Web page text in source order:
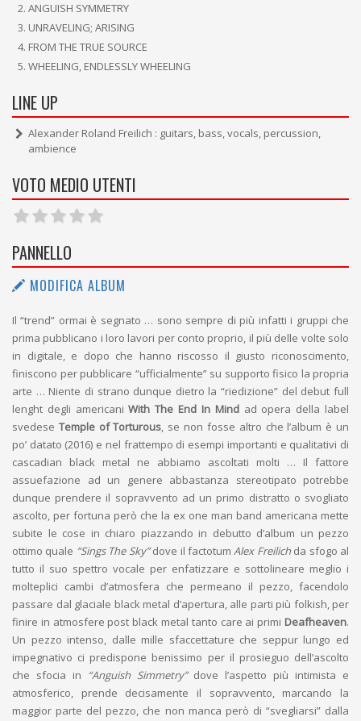
ANGUISH SYMMETRY
UNRAVELING; ARISING
FROM THE TRUE SOURCE
WHEELING, ENDLESSLY WHEELING
LINE UP
Alexander Roland Freilich : guitars, bass, vocals, percussion,
ambience
VOTO MEDIO UTENTI
PANNELLO
MODIFICA ALBUM
Il “trend” ormai è segnato … sono sempre di più infatti i gruppi che
prima pubblicano i loro lavori per conto proprio, il più delle volte solo
in digitale, e dopo che hanno riscosso il giusto riconoscimento,
finiscono per pubblicare “ufficialmente” su supporto fisico la propria
arte … Niente di strano dunque dietro la “riedizione” del debut full
lenght degli americaniWith The End In Mindad opera della label
svedese Temple of Torturous, se non fosse altro che l’album è un
po’ datato (2016) e nel frattempo di esempi importanti e qualitativi di
cascadian black metal ne abbiamo ascoltati molti … Il fattore
assuefazione ad un genere abbastanza stereotipato potrebbe
dunque prendere il sopravvento ad un primo distratto o svogliato
ascolto, per fortuna però che la ex one man band americana mette
subite le cose in chiaro piazzando in debutto d’album un pezzo
ottimo quale “Sings The Sky”dove il factotumAlex Freilich da sfogo al
tutto il suo spettro vocale per enfatizzare e sottolineare meglio i
molteplici cambi d’atmosfera che permeano il pezzo, facendolo
passare dal glaciale black metal d’apertura, alle parti più folkish, per
finire in atmosfere post black metal tanto care ai primi Deafheaven.
Un pezzo intenso, dalle mille sfaccettature che seppur lungo ed
impegnativo ci predispone benissimo per il prosieguo dell’ascolto
che sfocia in
“Anguish Simmetry” dove l’aspetto più intimista e
atmosferico, prende decisamente il sopravvento, marcando la
maggior parte del pezzo, che non manca però di “svegliarsi” dalla